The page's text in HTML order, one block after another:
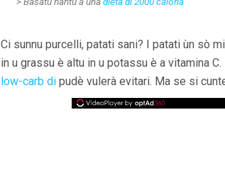
Ci sunnu purcelli, patati sani? I patati ùn sò
in u grassu è altu in u potassu è a vitamina
low-carb di pudè vulerà evitari. Ma se si